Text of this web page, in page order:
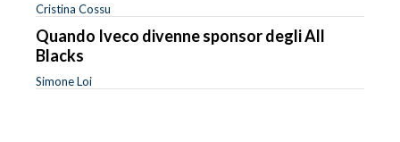
Cristina Cossu
Quando Iveco divenne sponsor degli All
Blacks
Simone Loi